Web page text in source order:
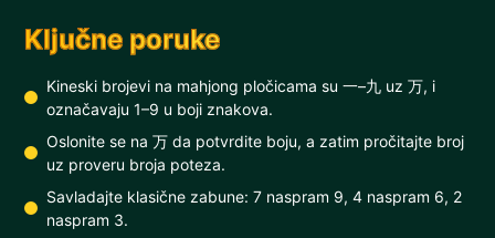
Ključne poruke
Kineski brojevi na mahjong pločicama su 一–九 uz 万, i
označavaju 1–9 u boji znakova.
Oslonite se na 万 da potvrdite boju, a zatim pročitajte broj
uz proveru broja poteza.
Savladajte klasične zabune: 7 naspram 9, 4 naspram 6, 2
naspram 3.